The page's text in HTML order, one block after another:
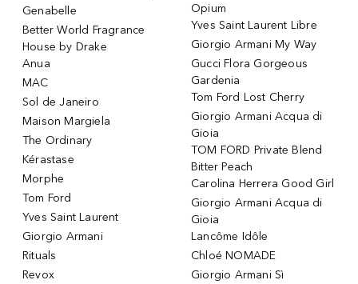
Genabelle
Better World Fragrance
House by Drake
Anua
MAC
Sol de Janeiro
Maison Margiela
The Ordinary
Kérastase
Morphe
Tom Ford
Yves Saint Laurent
Giorgio Armani
Rituals
Revox
Opium
Yves Saint Laurent Libre
Giorgio Armani My Way
Gucci Flora Gorgeous
Gardenia
Tom Ford Lost Cherry
Giorgio Armani Acqua di
Gioia
TOM FORD Private Blend
Bitter Peach
Carolina Herrera Good Girl
Giorgio Armani Acqua di
Gioia
Lancôme Idôle
Chloé NOMADE
Giorgio Armani Sì